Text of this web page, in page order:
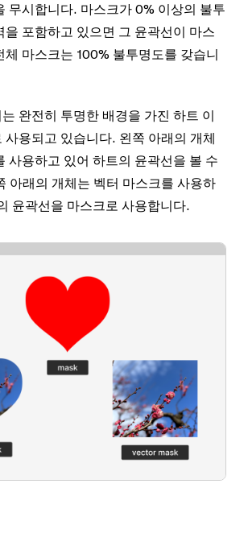
무시합니다. 마스크가 0% 이상의 불투
을 포함하고 있으면 그 윤곽선이 마스
체 마스크는 100% 불투명도를 갖습니
완전히 투명한 배경을 가진 하트 이
사용되고 있습니다. 왼쪽 아래의 개체
사용하고 있어 하트의 윤곽선을 볼 수
아래의 개체는 벡터 마스크를 사용하
윤곽선을 마스크로 사용합니다.